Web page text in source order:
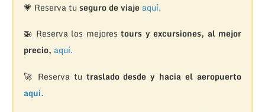
💗 Reserva tu seguro de viaje aquí.
🚁 Reserva los mejorestours y excursiones, al mejor
precio, aquí.
🚀 Reserva tu traslado desde y hacia el aeropuerto
aquí.